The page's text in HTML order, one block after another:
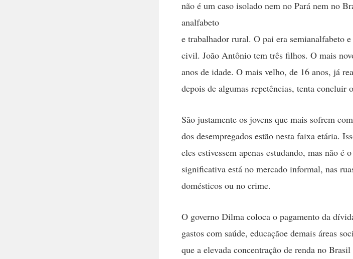
não é um caso isolado nem no Pará nem no
analfabeto
e trabalhador rural. O pai era semianalfabeto
civil. João Antônio tem três filhos. O mais
anos de idade. O mais velho, de 16 anos, já
depois de algumas repetências, tenta concluir
São justamente os jovens que mais sofrem
dos desempregados estão nesta faixa etária.
eles estivessem apenas estudando, mas não é
significativa está no mercado informal, nas
domésticos ou no crime.
O governo Dilma coloca o pagamento da
gastos com saúde, educaçãoe demais áreas
que a elevada concentração de renda no